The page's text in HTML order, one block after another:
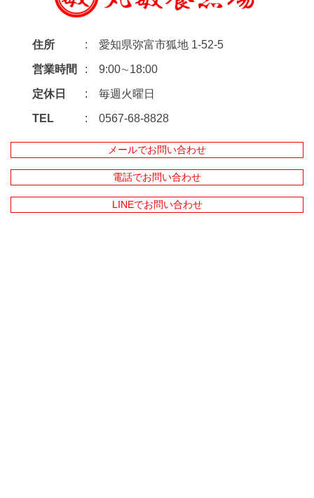
住所 愛知県弥富市狐地 1-52-5
営業時間 9:00∼18:00
定休日 毎週火曜日
TEL 0567-68-8828
メールでお問い合わせ
電話でお問い合わせ
LINEでお問い合わせ